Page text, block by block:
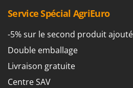
Shark
Silky
Simatech
Sirman
Skil
Service Spécial AgriEuro
-5% sur le second produit
Double emballage
Livraison gratuite
Centre SAV